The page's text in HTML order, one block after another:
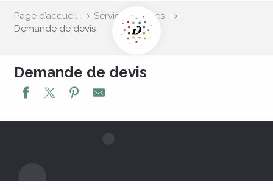
Page d’accueil
Service groupes
Demande de devis
Demande de devis